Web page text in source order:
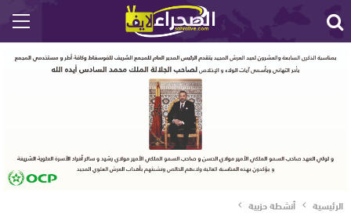
الرئيسية أنشطة حزبية